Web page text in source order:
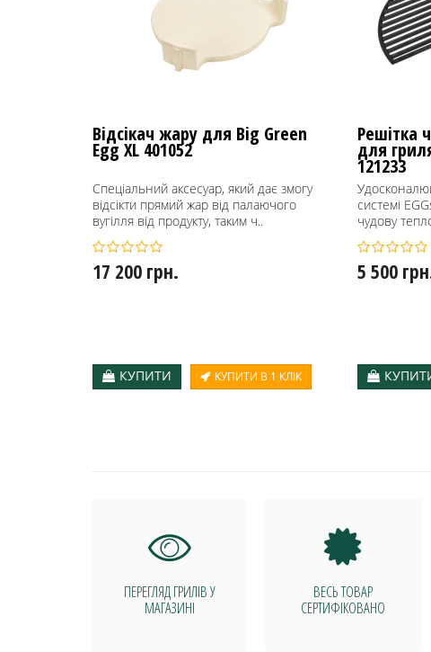
Відсікач жару для Big Green
Egg XL 401052
Спеціальний аксесуар, який дає змогу
відсікти прямий жар від палаючого
вугілля від продукту, таким ч..
17 200 грн.
КУПИТИ КУПИТИ В 1 КЛІК
Решітка
для
121233
системі
чудову
5 500
ПЕРЕГЛЯД ГРИЛІВ У
МАГАЗИНІ
ВЕСЬ ТОВАР
СЕРТИФІКОВАНО